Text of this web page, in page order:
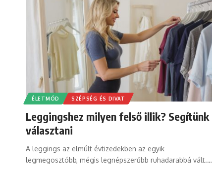
ÉLETMÓD SZÉPSÉG ÉS DIVAT
Leggingshez milyen felső illik? Segítünk
választani
A leggings az elmúlt évtizedekben az egyik
legmegosztóbb, mégis legnépszerűbb ruhadarabbá vált.…